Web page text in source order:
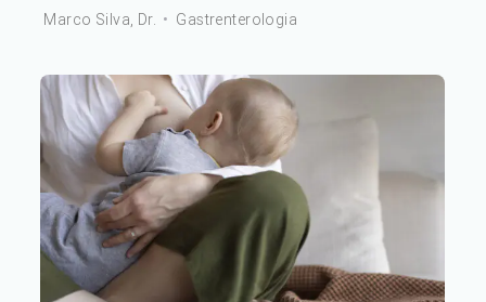
Marco Silva, Dr. • Gastrenterologia